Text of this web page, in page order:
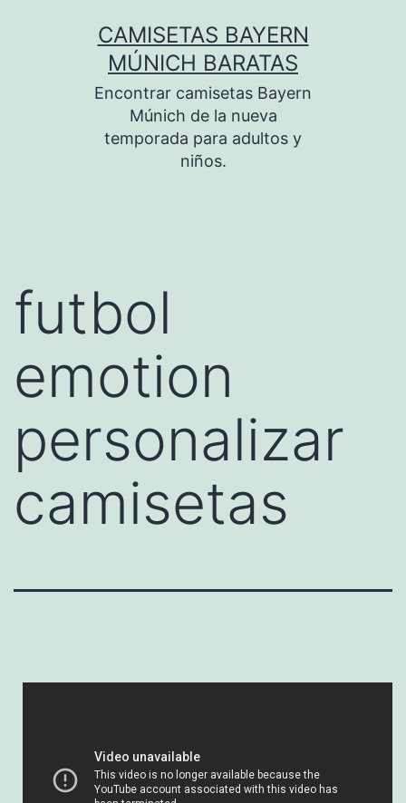
CAMISETAS BAYERN
MÚNICH BARATAS
Encontrar camisetas Bayern
Múnich de la nueva
temporada para adultos y
niños.
futbol
emotion
personalizar
camisetas